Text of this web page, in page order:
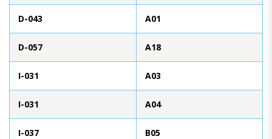
D-043 A01
D-057 A18
I-031 A03
I-031 A04
I-037 B05